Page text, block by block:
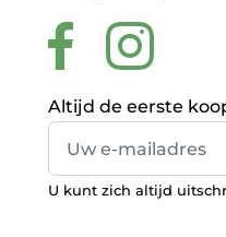
Altijd de eerste
U kunt zich altijd